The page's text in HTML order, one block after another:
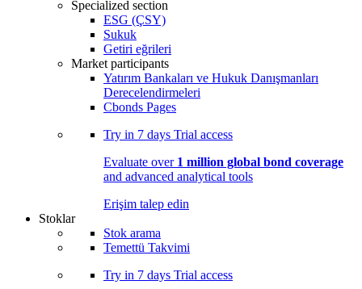
Specialized section
ESG (ÇSY)
Sukuk
Getiri eğrileri
Market participants
Yatırım Bankaları ve Hukuk Danışmanları
Derecelendirmeleri
Cbonds Pages
Try in 7 days Trial access
Evaluate over 1 million global bond coverage
and advanced analytical tools
Erişim talep edin
Stoklar
Stok arama
Temettü Takvimi
Try in 7 days Trial access